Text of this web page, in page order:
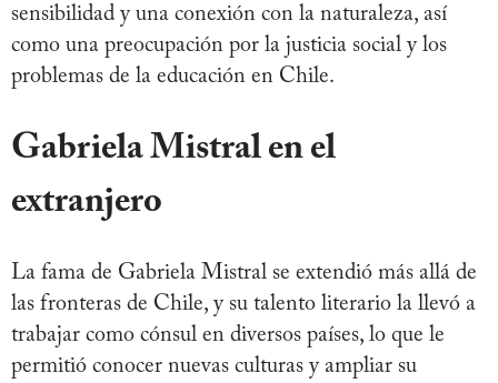
sensibilidad y una conexión con la naturaleza, así
como una preocupación por la justicia social y los
problemas de la educación en Chile.
Gabriela Mistral en el
extranjero
La fama de Gabriela Mistral se extendió más allá de
las fronteras de Chile, y su talento literario la llevó a
trabajar como cónsul en diversos países, lo que le
permitió conocer nuevas culturas y ampliar su